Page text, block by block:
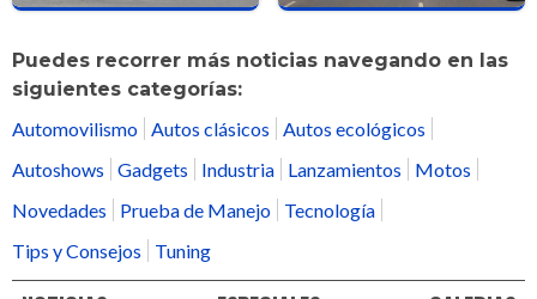
Puedes recorrer más noticias navegando en las
siguientes categorías:
Automovilismo Autos clásicos
Autos ecológicos
Autoshows
Gadgets Industria Lanzamientos
Motos
Novedades
Prueba de Manejo
Tecnología
Tips y Consejos
Tuning